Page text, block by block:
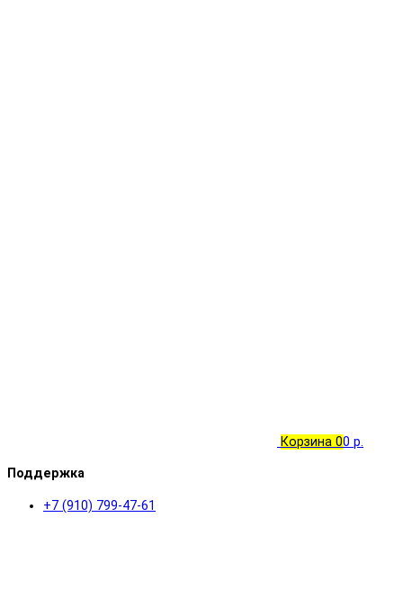
Корзина 00 р.
Поддержка
+7 (910) 799-47-61